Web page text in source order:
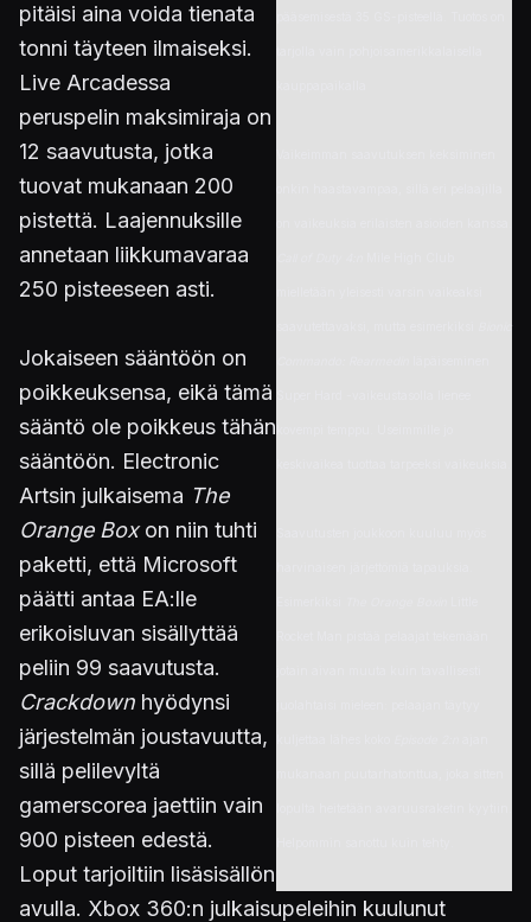
pitäisi aina voida tienata
tonni täyteen ilmaiseksi.
Live Arcadessa
peruspelin maksimiraja on
12 saavutusta, jotka
tuovat mukanaan 200
pistettä. Laajennuksille
annetaan liikkumavaraa
250 pisteeseen asti.
Jokaiseen sääntöön on
poikkeuksensa, eikä tämä
sääntö ole poikkeus tähän
sääntöön. Electronic
Artsin julkaisema The
Orange Boxon niin tuhti
paketti, että Microsoft
päätti antaa EA:lle
erikoisluvan sisällyttää
peliin 99 saavutusta.
Crackdown hyödynsi
järjestelmän joustavuutta,
sillä pelilevyltä
gamerscorea jaettiin vain
900 pisteen edestä.
Loput tarjoiltiin lisäsisällön
avulla. Xbox 360:n julkaisupeleihin kuulunut